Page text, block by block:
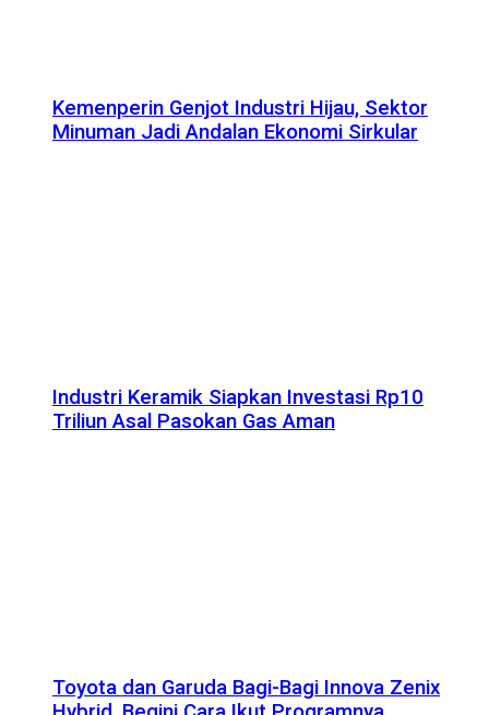
Kemenperin Genjot Industri Hijau, Sektor
Minuman Jadi Andalan Ekonomi Sirkular
Industri Keramik Siapkan Investasi Rp10
Triliun Asal Pasokan Gas Aman
Toyota dan Garuda Bagi-Bagi Innova Zenix